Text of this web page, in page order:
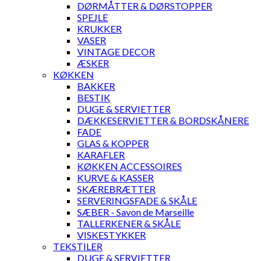
DØRMÅTTER & DØRSTOPPER
SPEJLE
KRUKKER
VASER
VINTAGE DECOR
ÆSKER
KØKKEN
BAKKER
BESTIK
DUGE & SERVIETTER
DÆKKESERVIETTER & BORDSKÅNERE
FADE
GLAS & KOPPER
KARAFLER
KØKKEN ACCESSOIRES
KURVE & KASSER
SKÆREBRÆTTER
SERVERINGSFADE & SKÅLE
SÆBER - Savon de Marseille
TALLERKENER & SKÅLE
VISKESTYKKER
TEKSTILER
DUGE & SERVIETTER